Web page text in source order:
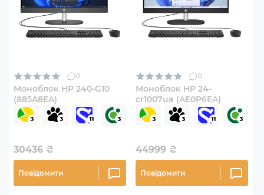
0
Моноблок HP 240-G10
(885A8EA)
30436 ₴
Повідомити
0
Моноблок HP 24-
cr1007ua (AE0P6EA)
44999 ₴
Повідомити